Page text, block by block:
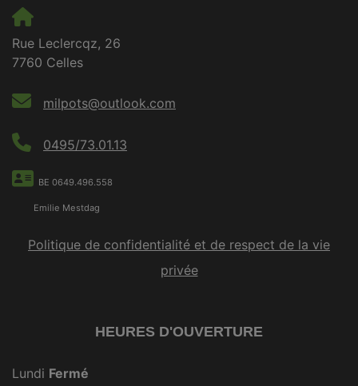
Rue Leclercqz, 26
7760 Celles
milpots@outlook.com
0495/73.01.13
BE 0649.496.558
Emilie Mestdag
Politique de confidentialité et de respect de la vie
privée
HEURES D'OUVERTURE
Lundi Fermé